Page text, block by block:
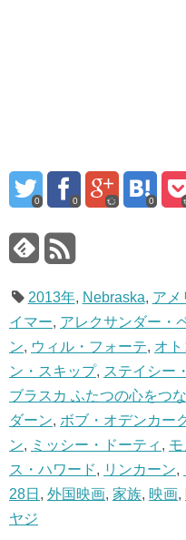
0 0 0
2013年, Nebraska, アメ
イマー, アレクサンダー・
ン, ウィル・フォーテ, オ
ン・スキップ, ステイシー
ブラスカ ふたつの心をつ
ダーン, ボブ・オデンカー
ン, ミッシー・ドーティ ,
ス・ハワード, リンカーン,
28日 , 外国映画, 家族, 映画,
ヤジ